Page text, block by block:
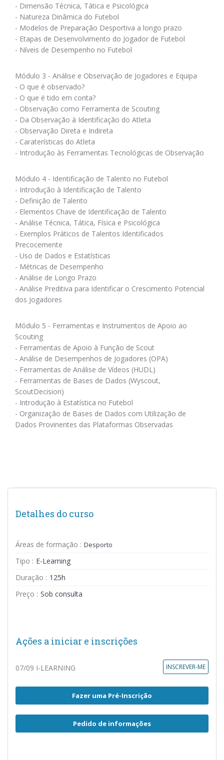
- Dimensão Técnica, Tática e Psicológica
- Natureza Dinâmica do Futebol
- Modelos de Preparação Desportiva a longo prazo
- Etapas de Desenvolvimento do Jogador de Futebol
- Níveis de Desempenho no Futebol
Módulo 3 - Análise e Observação de Jogadores e Equipa
- O que é observado?
- O que é tido em conta?
- Observação como Ferramenta de Scouting
- Da Observação à Identificação do Atleta
- Observação Direta e Indireta
- Caraterísticas do Atleta
- Introdução às Ferramentas Tecnológicas de Observação
Módulo 4 - Identificação de Talento no Futebol
- Introdução à Identificação de Talento
- Definição de Talento
- Elementos Chave de Identificação de Talento
- Análise Técnica, Tática, Física e Psicológica
- Exemplos Práticos de Talentos Identificados
Precocemente
- Uso de Dados e Estatísticas
- Métricas de Desempenho
- Análise de Longo Prazo
- Análise Preditiva para Identificar o Crescimento Potencial
dos Jogadores
Módulo 5 - Ferramentas e Instrumentos de Apoio ao
Scouting
- Ferramentas de Apoio à Função de Scout
- Análise de Desempenhos de Jogadores (OPA)
- Ferramentas de Análise de Vídeos (HUDL)
- Ferramentas de Bases de Dados (Wyscout,
ScoutDecision)
- Introdução à Estatística no Futebol
- Organização de Bases de Dados com Utilização de
Dados Provinentes das Plataformas Observadas
Detalhes do curso
Áreas de formação : Desporto
Tipo : E-Learning
Duração : 125h
Preço : Sob consulta
Ações a iniciar e inscrições
07/09 I-LEARNING INSCREVER-ME
Fazer uma Pré-Inscrição
Pedido de informações